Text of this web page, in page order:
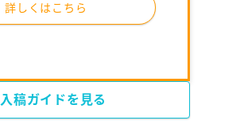
詳しくはこちら
入稿ガイドを見る